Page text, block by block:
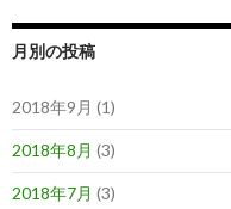
月別の投稿
2018年9月 (1)
2018年8月 (3)
2018年7月 (3)